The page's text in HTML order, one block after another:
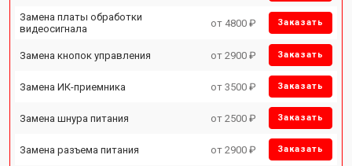
Замена платы обработки
видеосигнала
от 4800 ₽ Заказать
Замена кнопок управления от 2900 ₽ Заказать
Замена ИК-приемника от 3500 ₽ Заказать
Замена шнура питания от 2500 ₽ Заказать
Замена разъема питания от 2900 ₽ Заказать